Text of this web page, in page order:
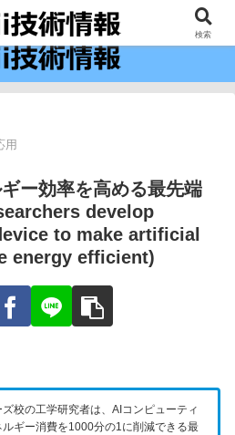
技術の情報インフラ。
用
ー効率を高める最先端
develop
to make artificial
energy efficient)
校の工学研究者は、AIコンピューティ
ギー消費を1000分の1に削減できる最
検索